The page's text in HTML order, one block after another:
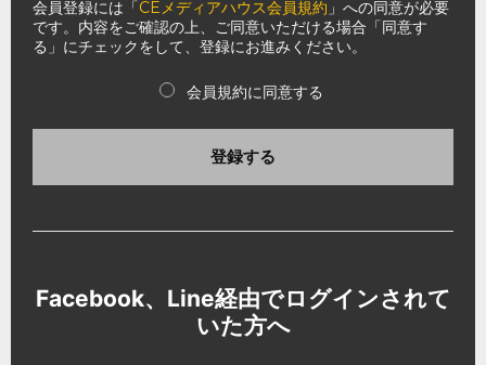
会員登録には「CEメディアハウス会員規約 」への同意が必要
です。内容をご確認の上、ご同意いただける場合「同意す
る」にチェックをして、登録にお進みください。
会員規約に同意する
登録する
Facebook、Line経由でログインされて
いた方へ